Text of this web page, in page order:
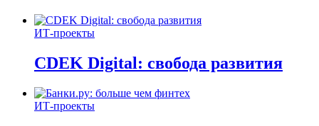
ИТ-проекты
CDEK Digital: свобода развития
ИТ-проекты